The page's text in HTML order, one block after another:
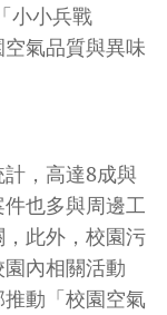
小小兵戰
氣品質與異味
，高達8成與
也多與周邊工
此外，校園污
內相關活動
動「校園空氣